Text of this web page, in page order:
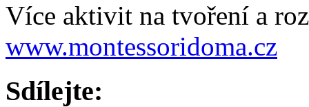
Více aktivit na tvoření a
www.montessoridoma.cz
Sdílejte: